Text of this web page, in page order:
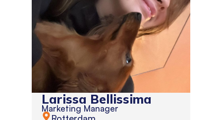
Larissa Bellissima
Marketing Manager